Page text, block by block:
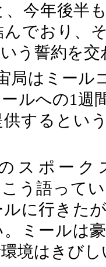
今年後半
でおり、
う誓約を
局はミール
ルへの1週
供すると
スポーク
う語って
に行きた
ミールは
境はきび